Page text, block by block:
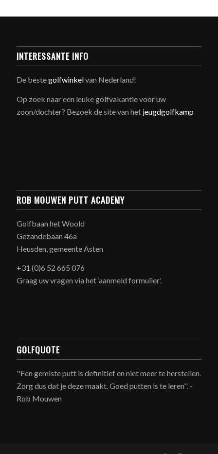
INTERESSANTE INFO
De bestegolfwinkelvan Nederland!
Op zoek naar een leuke golfvakantie voor uw
zoon/dochter? Bezoek de site van hetjeugdgolfkamp
ROB MOUWEN PUTT ACADEMY
Golfbaan het Woold
Gezandebaan 46a
Heusden, gemeente Asten
+31 (0)6 52 665 076
Graag uw vragen via het ‘aanmeld formulier’.
GOLFQUOTE
''Een gemiste putt is definitief en niet meer te herstellen.
Zorg dus dat je deze maakt. Goed putten is te leren''. -
Rob Mouwen